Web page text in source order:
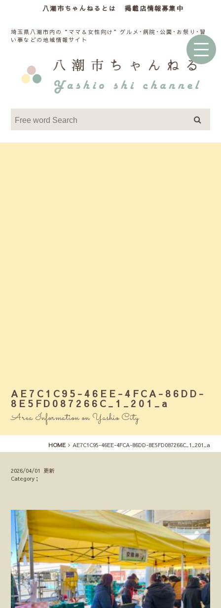
八潮市ちゃんねるとは 掲載店情報募集中
埼玉県八潮市内の“ママ＆女性向け”グルメ･病院･公園･お祭り･習
い事などの地域情報サイト
AE7C1C95-46EE-4FCA-86DD-
8E5FD087266C_1_201_a
Area Information on Yashio City
HOME AE7C1C95-46EE-4FCA-86DD-8E5FD087266C_1_201_a
2026/04/01 更新
Category；